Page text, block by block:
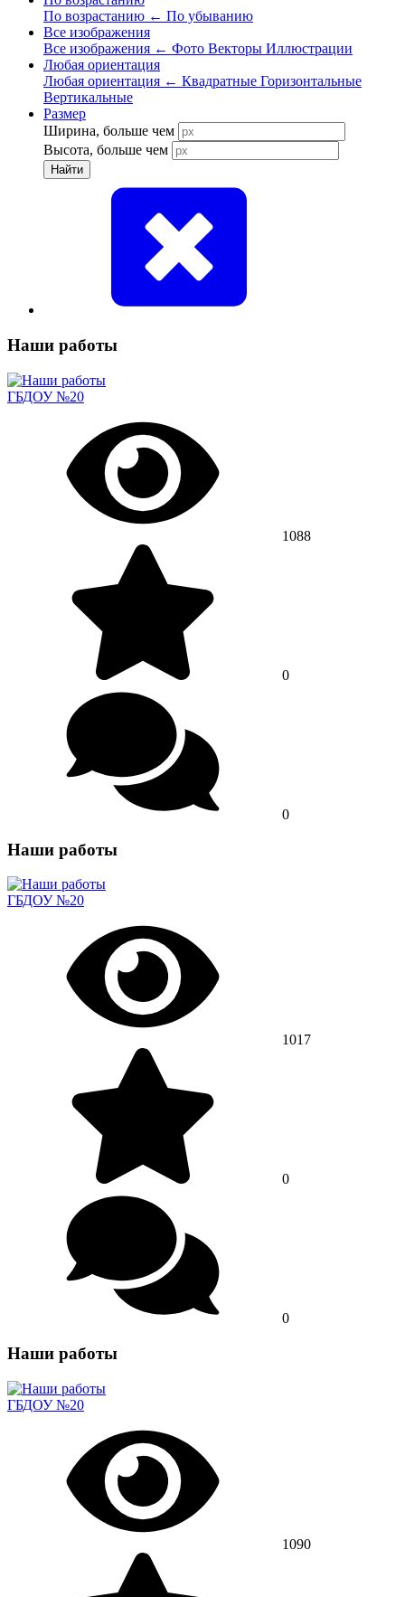
По возрастанию ← По убыванию
Все изображения
Все изображения ← Фото Векторы Иллюстрации
Любая ориентация
Любая ориентация ← Квадратные Горизонтальные
Вертикальные
Размер
Ширина, больше чем
Высота, больше чем
Найти
Наши работы
ГБДОУ №20
1088
0
0
Наши работы
ГБДОУ №20
1017
0
0
Наши работы
ГБДОУ №20
1090